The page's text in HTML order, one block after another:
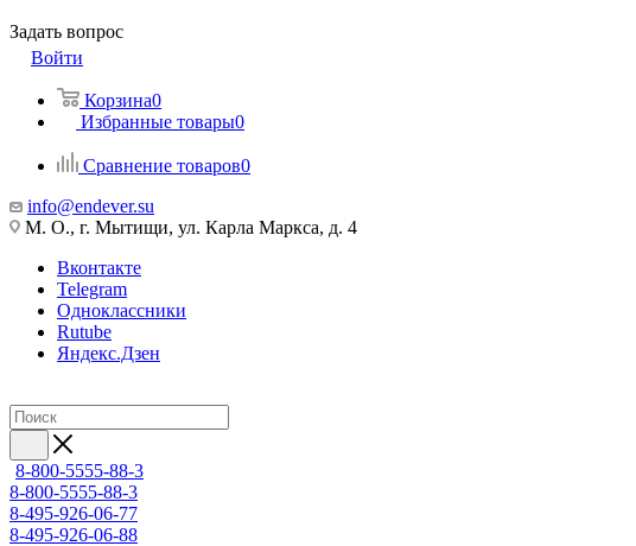
Задать вопрос
Войти
Корзина0
Избранные товары0
Сравнение товаров0
info@endever.su
М. О., г. Мытищи, ул. Карла Маркса, д. 4
Вконтакте
Telegram
Одноклассники
Rutube
Яндекс.Дзен
8-800-5555-88-3
8-800-5555-88-3
8-495-926-06-77
8-495-926-06-88